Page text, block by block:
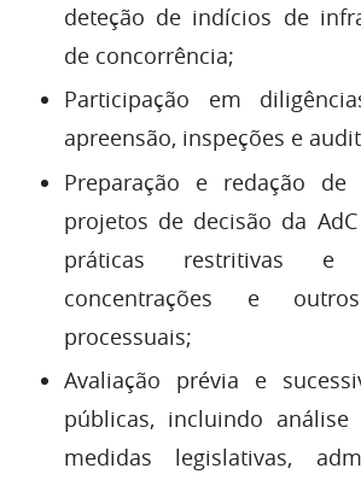
deteção de indícios de
de concorrência;
Participação em
apreensão, inspeções e
Preparação e redação de
projetos de decisão da
práticas restritivas
concentrações e
processuais;
Avaliação prévia e
públicas, incluindo
medidas legislativas,